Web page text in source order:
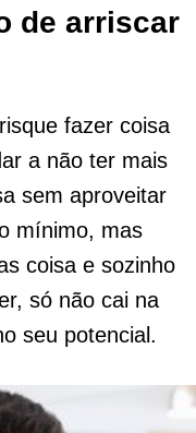
de arriscar
fazer coisa
a não ter mais
sem aproveitar
mínimo, mas
coisa e sozinho
só não cai na
seu potencial.